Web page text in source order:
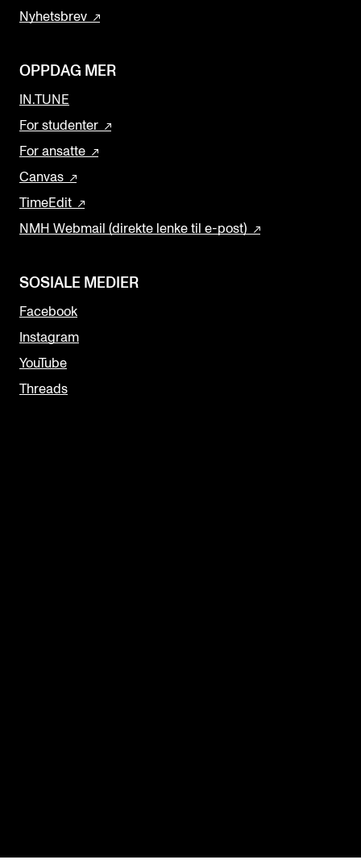
Nyhetsbrev
OPPDAG MER
IN.TUNE
For studenter
For ansatte
Canvas
TimeEdit
NMH Webmail (direkte lenke til e-post)
SOSIALE MEDIER
Facebook
Instagram
YouTube
Threads